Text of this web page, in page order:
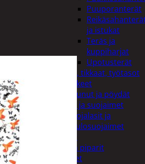
Puuporanterät
ja istukat
Teräs ja
kuppiharjat
Upotusterät
Telineet, tikkaat, työtasot
ja tarvikkeet
Vaunut ja pöydät
Työasut ja suojaimet
Suojalasit ja
kuulosuojaimet
Elintarvikkeet
Keksit ja piparit
Mausteet